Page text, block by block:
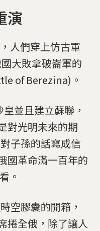
演
人們穿上仿古軍
大敗拿破崙軍的
of Berezina)。
並且建立蘇聯，
對光明未來的期
子孫的話寫成信
國革命滿一百年的
。
空膠囊的開箱，
捲全俄，除了讓人